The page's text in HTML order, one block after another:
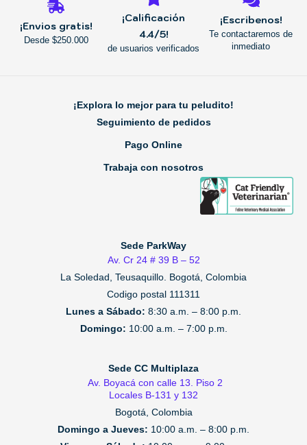
¡Envios gratis!
Desde $250.000
¡Calificación
4.4/5!
de usuarios verificados
¡Escribenos!
Te contactaremos de
inmediato
¡Explora lo mejor para tu peludito!
Seguimiento de pedidos
Pago Online
Trabaja con nosotros
Sede ParkWay
Av. Cr 24 # 39 B – 52
La Soledad, Teusaquillo. Bogotá, Colombia
Codigo postal 111311
Lunes a Sábado: 8:30 a.m. – 8:00 p.m.
Domingo: 10:00 a.m. – 7:00 p.m.
Sede CC Multiplaza
Av. Boyacá con calle 13. Piso 2
Locales B-131 y 132
Bogotá, Colombia
Domingo a Jueves: 10:00 a.m. – 8:00 p.m.